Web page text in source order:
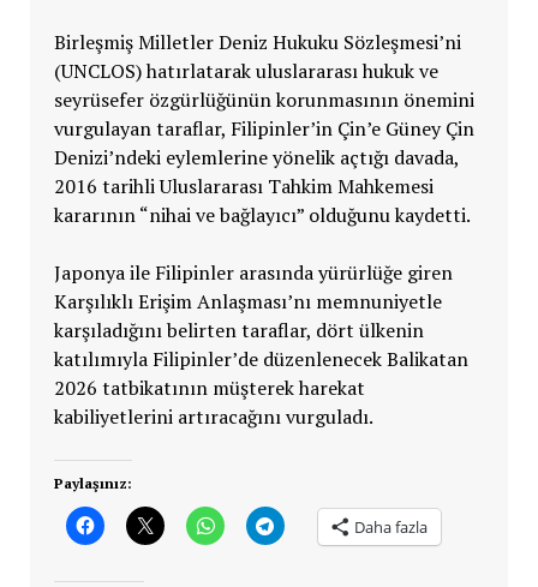
Birleşmiş Milletler Deniz Hukuku Sözleşmesi’ni
(UNCLOS) hatırlatarak uluslararası hukuk ve
seyrüsefer özgürlüğünün korunmasının önemini
vurgulayan taraflar, Filipinler’in Çin’e Güney Çin
Denizi’ndeki eylemlerine yönelik açtığı davada,
2016 tarihli Uluslararası Tahkim Mahkemesi
kararının “nihai ve bağlayıcı” olduğunu kaydetti.
Japonya ile Filipinler arasında yürürlüğe giren
Karşılıklı Erişim Anlaşması’nı memnuniyetle
karşıladığını belirten taraflar, dört ülkenin
katılımıyla Filipinler’de düzenlenecek Balikatan
2026 tatbikatının müşterek harekat
kabiliyetlerini artıracağını vurguladı.
Paylaşınız:
Daha fazla